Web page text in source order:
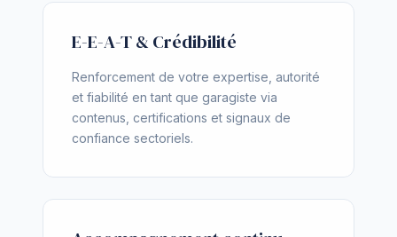
E-E-A-T & Crédibilité
Renforcement de votre expertise, autorité
et fiabilité en tant que garagiste via
contenus, certifications et signaux de
confiance sectoriels.